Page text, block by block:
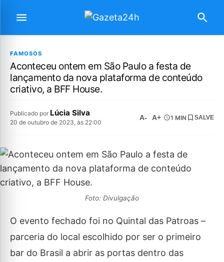
FAMOSOS
Aconteceu ontem em São Paulo a festa de
lançamento da nova plataforma de conteúdo
criativo, a BFF House.
Publicado por Lúcia Silva
20 de outubro de 2023, às 22:00
A- A+ 1 MIN SALVE
Foto: Divulgação
O evento fechado foi no Quintal das Patroas –
parceria do local escolhido por ser o primeiro
bar do Brasil a abrir as portas dentro das